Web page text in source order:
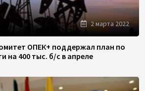
2 марта 2022
ОПЕК+ поддержал план по
на 400 тыс. б/с в апреле